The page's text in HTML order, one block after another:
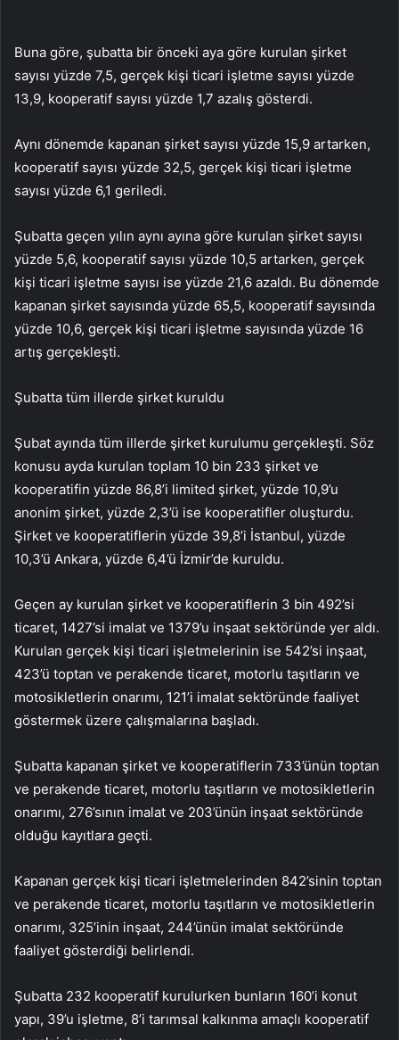
Buna göre, şubatta bir önceki aya göre kurulan şirket
sayısı yüzde 7,5, gerçek kişi ticari işletme sayısı yüzde
13,9, kooperatif sayısı yüzde 1,7 azalış gösterdi.
Aynı dönemde kapanan şirket sayısı yüzde 15,9 artarken,
kooperatif sayısı yüzde 32,5, gerçek kişi ticari işletme
sayısı yüzde 6,1 geriledi.
Şubatta geçen yılın aynı ayına göre kurulan şirket sayısı
yüzde 5,6, kooperatif sayısı yüzde 10,5 artarken, gerçek
kişi ticari işletme sayısı ise yüzde 21,6 azaldı. Bu dönemde
kapanan şirket sayısında yüzde 65,5, kooperatif sayısında
yüzde 10,6, gerçek kişi ticari işletme sayısında yüzde 16
artış gerçekleşti.
Şubatta tüm illerde şirket kuruldu
Şubat ayında tüm illerde şirket kurulumu gerçekleşti. Söz
konusu ayda kurulan toplam 10 bin 233 şirket ve
kooperatifin yüzde 86,8’i limited şirket, yüzde 10,9’u
anonim şirket, yüzde 2,3’ü ise kooperatifler oluşturdu.
Şirket ve kooperatiflerin yüzde 39,8’i İstanbul, yüzde
10,3’ü Ankara, yüzde 6,4’ü İzmir’de kuruldu.
Geçen ay kurulan şirket ve kooperatiflerin 3 bin 492’si
ticaret, 1427’si imalat ve 1379’u inşaat sektöründe yer aldı.
Kurulan gerçek kişi ticari işletmelerinin ise 542’si inşaat,
423’ü toptan ve perakende ticaret, motorlu taşıtların ve
motosikletlerin onarımı, 121’i imalat sektöründe faaliyet
göstermek üzere çalışmalarına başladı.
Şubatta kapanan şirket ve kooperatiflerin 733’ünün toptan
ve perakende ticaret, motorlu taşıtların ve motosikletlerin
onarımı, 276’sının imalat ve 203’ünün inşaat sektöründe
olduğu kayıtlara geçti.
Kapanan gerçek kişi ticari işletmelerinden 842’sinin toptan
ve perakende ticaret, motorlu taşıtların ve motosikletlerin
onarımı, 325’inin inşaat, 244’ünün imalat sektöründe
faaliyet gösterdiği belirlendi.
Şubatta 232 kooperatif kurulurken bunların 160’i konut
yapı, 39’u işletme, 8’i tarımsal kalkınma amaçlı kooperatif